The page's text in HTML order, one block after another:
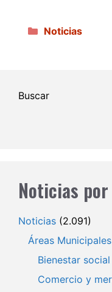
Categorías
Noticias
Buscar
Noticias
Noticias (2.091)
Áreas Municipales
Bienestar social
Comercio y